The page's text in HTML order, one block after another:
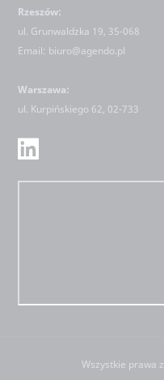
Rzeszów:
ul. Grunwaldzka 19, 35-068
Email: biuro@agendo.pl
Warszawa:
ul. Kurpińskiego 62, 02-733
Wszystkie prawa